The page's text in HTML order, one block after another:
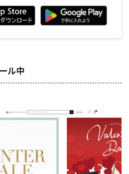
ル中